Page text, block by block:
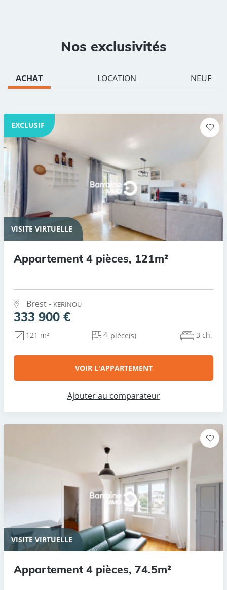
Nos exclusivités
ACHAT LOCATION NEUF
EXCLUSIF
VISITE VIRTUELLE
Appartement 4 pièces, 121m²
Brest - KERINOU
333 900 €
121 m² 4 pièce(s) 3 ch.
VOIR L'APPARTEMENT
Ajouter au comparateur
VISITE VIRTUELLE
Appartement 4 pièces, 74.5m²